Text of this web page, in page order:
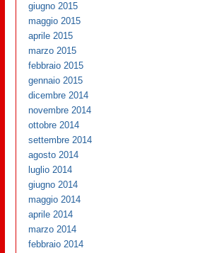
giugno 2015
maggio 2015
aprile 2015
marzo 2015
febbraio 2015
gennaio 2015
dicembre 2014
novembre 2014
ottobre 2014
settembre 2014
agosto 2014
luglio 2014
giugno 2014
maggio 2014
aprile 2014
marzo 2014
febbraio 2014